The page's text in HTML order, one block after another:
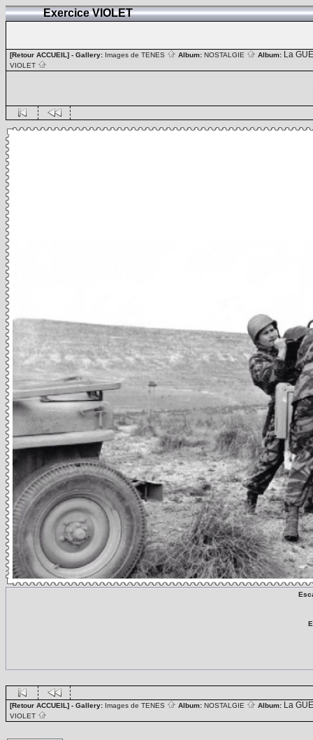
Exercice VIOLET
[Retour ACCUEIL] - Gallery: Images de TENES Album: NOSTALGIE Album: La
VIOLET
[Retour ACCUEIL] - Gallery: Images de TENES Album: NOSTALGIE Album: La
VIOLET